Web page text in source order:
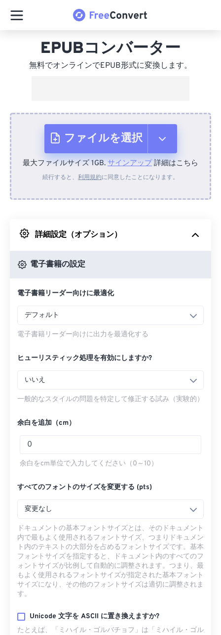
EPUBコンバーター
無料でオンラインでEPUB形式に変換します。
ファイルを選択
デバイスから
Googleドライブから
最大ファイルサイズ 1GB. サインアップ詳細はこちら
続行すると、 利用規約に同意したことになります。
詳細設定（オプション）
電子書籍の設定
電子書籍リーダー向けに最適化
デフォルト
電子書籍リーダー向けに出力を最適化する
ヒューリスティック処理を有効にしますか?
いいえ
一般的なスタイルの問題を特定して修正する試み（実験的）
余白を追加（cm）
余白をcm単位で入力してください（0～10）
すべてのフォントのサイズを変更する (pts)
変更なし
ドキュメントの基本フォントサイズとは、そのドキュメント
内で最もよく使用されるフォントサイズ、つまりドキュメン
ト内のテキストの大部分を占めるフォントサイズです。基本
フォントサイズを指定すると、ドキュメント内のすべてのフ
ォントサイズが比例して自動的に調整されます。つまり、最
もよく使用されるフォントサイズが指定された基本フォント
サイズになり、その他のフォントサイズは適切に調整されま
す。
Unicode 文字を ASCII に置き換えますか?
たとえば、「ミハイル・ゴルバチョフ」は「ミハイル・ゴル